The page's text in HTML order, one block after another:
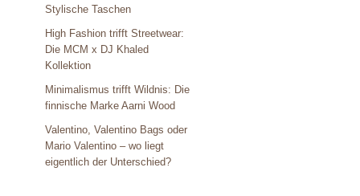
Stylische Taschen
High Fashion trifft Streetwear:
Die MCM x DJ Khaled
Kollektion
Minimalismus trifft Wildnis: Die
finnische Marke Aarni Wood
Valentino, Valentino Bags oder
Mario Valentino – wo liegt
eigentlich der Unterschied?